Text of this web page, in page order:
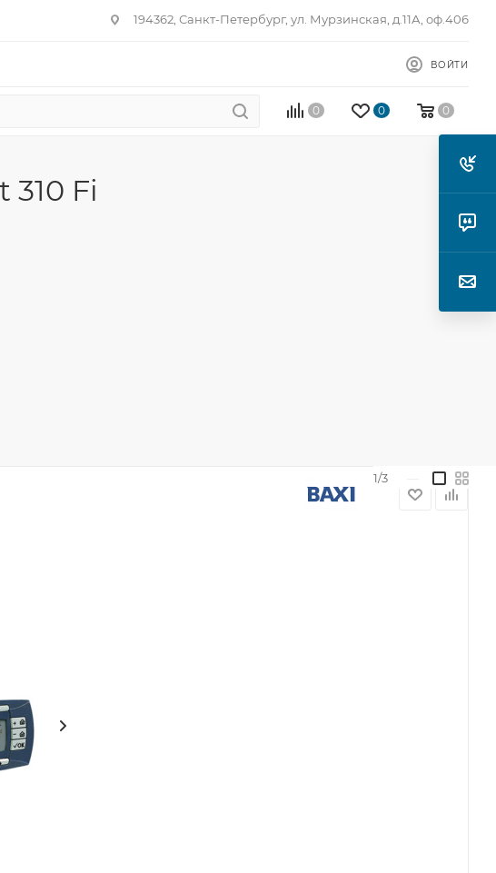
194362, Санкт-Петербург, ул. Мурзинская, д.11А, оф.406
ВОЙТИ
0 0 0
Fi
1/3